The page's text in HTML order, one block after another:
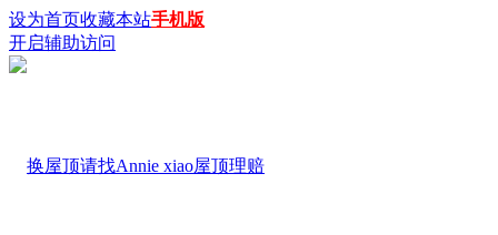
设为首页收藏本站手机版
开启辅助访问